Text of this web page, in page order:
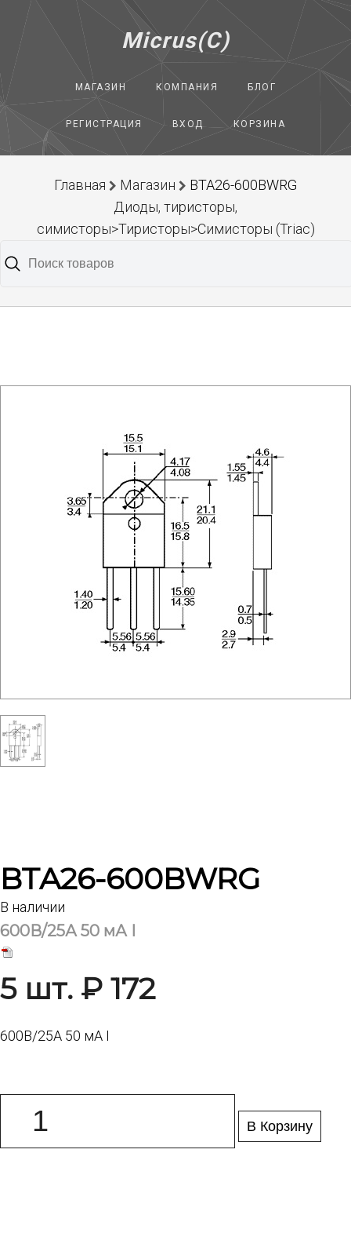
Micrus(C)
МАГАЗИН КОМПАНИЯ БЛОГ
РЕГИСТРАЦИЯ ВХОД КОРЗИНА
Главная Магазин
BTA26-600BWRG
Диоды, тиристоры,
симисторы>Тиристоры>Симисторы (Triac)
BTA26-600BWRG
В наличии
600В/25А 50 мА I
5 шт. ₽ 172
600В/25А 50 мА I
В Корзину